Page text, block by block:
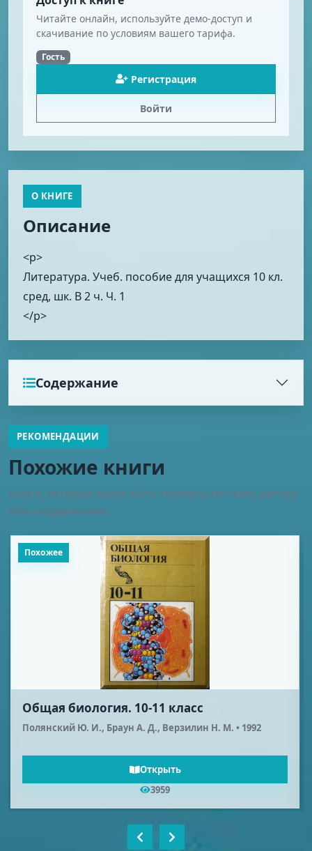
Читайте онлайн, используйте демо-доступ и
скачивание по условиям вашего тарифа.
Гость
Регистрация
Войти
О КНИГЕ
Описание
<p>
Литература. Учеб. пособие для учащихся 10 кл.
сред, шк. В 2 ч. Ч. 1
</p>
Содержание
РЕКОМЕНДАЦИИ
Похожие книги
Книги, которые могут быть полезны по теме, автору
или направлению.
Похожее
Общая биология. 10-11 класс
Полянский Ю. И., Браун А. Д., Верзилин Н. М. • 1992
Открыть
3959